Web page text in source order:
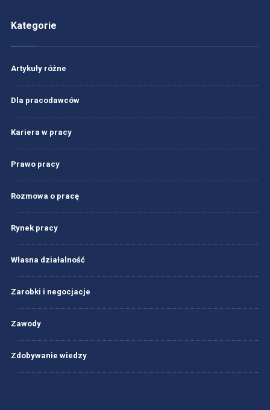
Kategorie
Artykuły różne
Dla pracodawców
Kariera w pracy
Prawo pracy
Rozmowa o pracę
Rynek pracy
Własna działalność
Zarobki i negocjacje
Zawody
Zdobywanie wiedzy